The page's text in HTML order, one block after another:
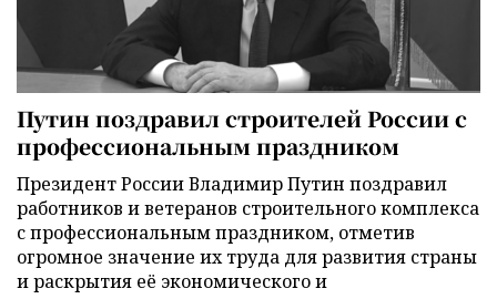
Путин поздравил строителей России с
профессиональным праздником
Президент России Владимир Путин поздравил
работников и ветеранов строительного комплекса
с профессиональным праздником, отметив
огромное значение их труда для развития страны
и раскрытия её экономического и